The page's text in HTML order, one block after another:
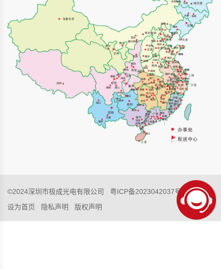
©2024深圳市极成光电有限公司 粤ICP备2023042037号-1
设为首页
隐私声明 版权声明